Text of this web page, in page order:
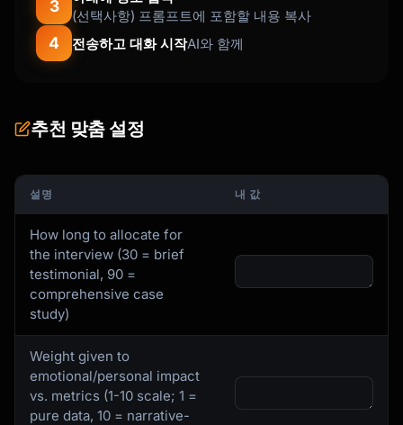
3
(선택사항) 프롬프트에 포함할 내용 복사
4 전송하고 대화 시작AI와 함께
추천 맞춤 설정
설명 내 값
How long to allocate for
the interview (30 = brief
testimonial, 90 =
comprehensive case
study)
Weight given to
emotional/personal impact
vs. metrics (1-10 scale; 1 =
pure data, 10 = narrative-